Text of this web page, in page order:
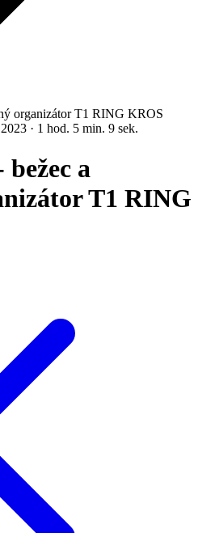
organizátor T1 RING KROS
· 1 hod. 5 min. 9 sek.
a
T1 RING